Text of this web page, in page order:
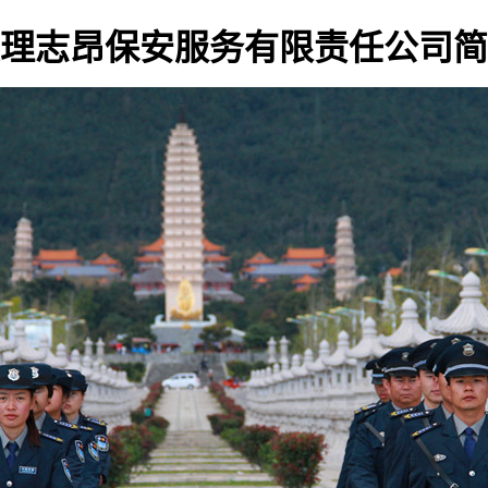
志昂保安服务有限责任公司